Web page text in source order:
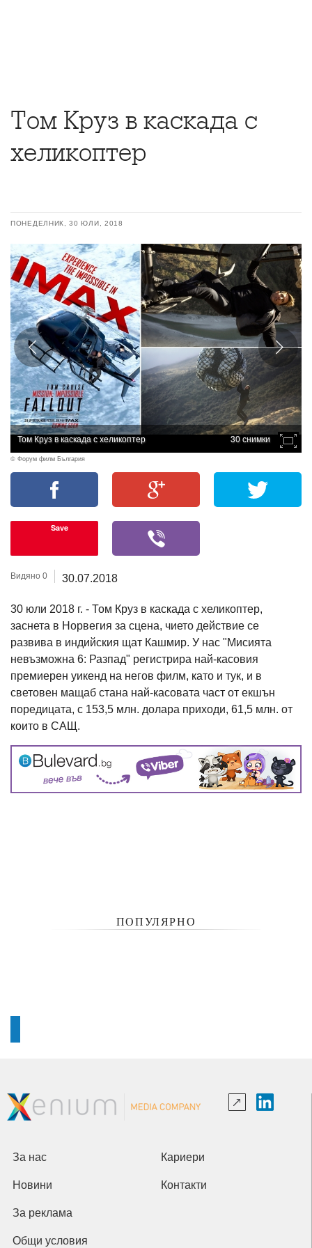
Том Круз в каскада с
хеликоптер
ПОНЕДЕЛНИК, 30 ЮЛИ, 2018
Том Круз в каскада с хеликоптер 30 снимки
© Форум филм България
Save
Видяно 0 30.07.2018
30 юли 2018 г. - Том Круз в каскада с хеликоптер,
заснета в Норвегия за сцена, чието действие се
развива в индийския щат Кашмир. У нас "Мисията
невъзможна 6: Разпад" регистрира най-касовия
премиерен уикенд на негов филм, като и тук, и в
световен мащаб стана най-касовата част от екшън
поредицата, с 153,5 млн. долара приходи, 61,5 млн. от
които в САЩ.
ПОПУЛЯРНО
За нас Кариери
Новини Контакти
За реклама
Общи условия